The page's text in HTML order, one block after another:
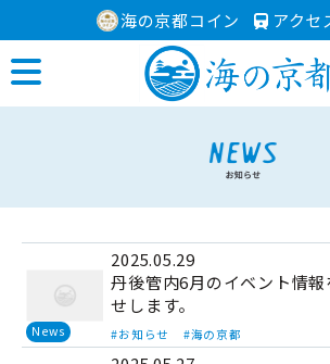
海の京都コイン アクセ
2025.05.29
News
丹後管内6月のイベント情報
せします。
#お知らせ #海の京都